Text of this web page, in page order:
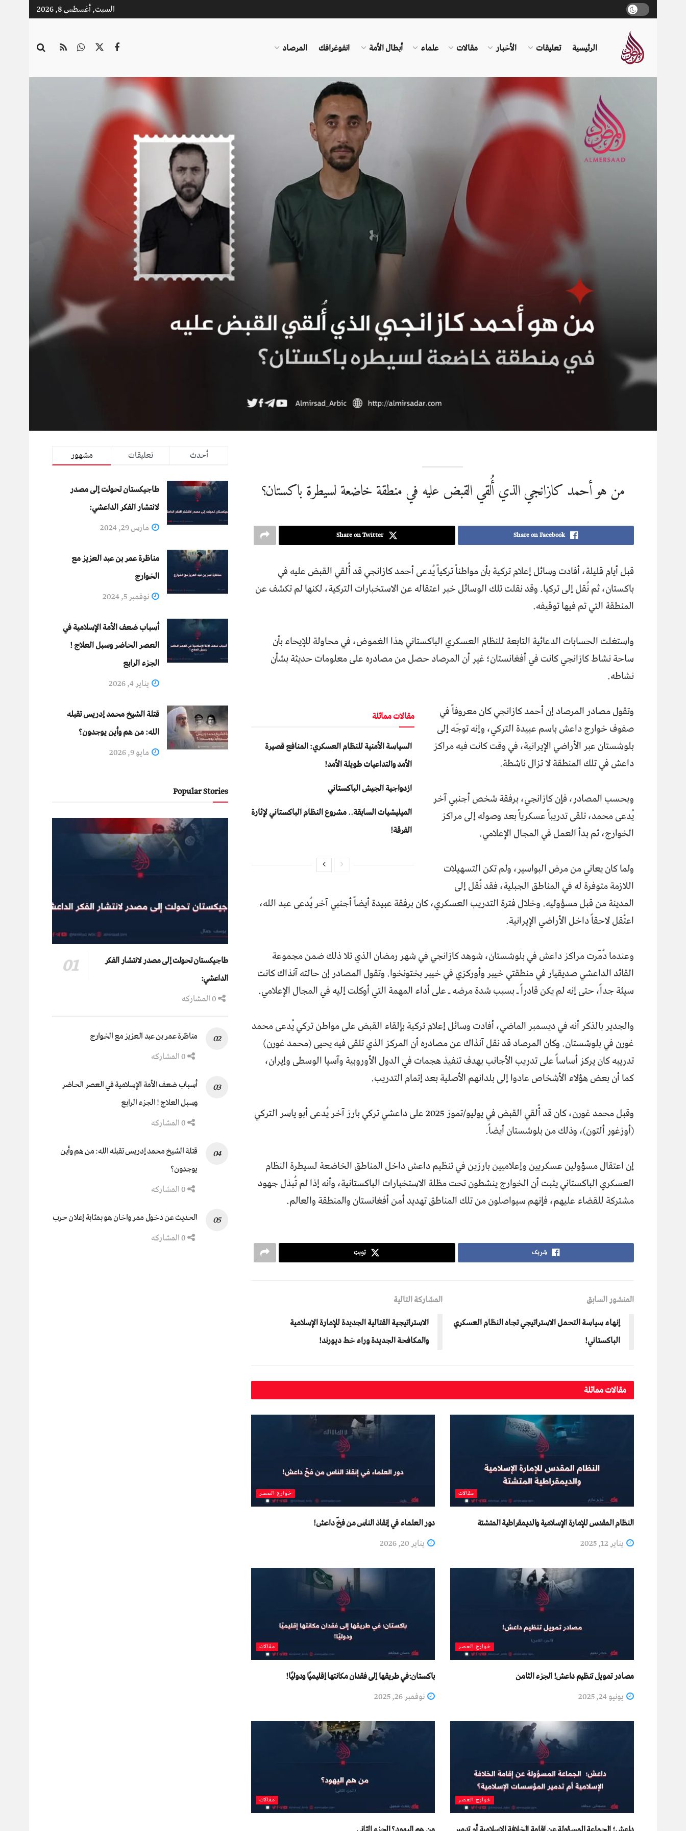
السبت, أغسطس 8, 2026
الرئيسية تعليقات الأخبار مقالات علماء أبطال الأمة انفوغرافك المرصاد
من هو أحمد كازانجي الذي أُلقي القبض عليه في منطقة خاضعة لسيطرة باكستان؟
Share on Facebook
Share on Twitter
قبل أيام قليلة، أفادت وسائل إعلام تركية بأن مواطناً تركياً يُدعى أحمد كازانجي قد أُلقي القبض عليه في
باكستان، ثم نُقل إلى تركيا. وقد نقلت تلك الوسائل خبر اعتقاله عن الاستخبارات التركية، لكنها لم تكشف عن
المنطقة التي تم فيها توقيفه.
واستغلت الحسابات الدعائية التابعة للنظام العسكري الباكستاني هذا الغموض، في محاولة للإيحاء بأن
ساحة نشاط كازانجي كانت في أفغانستان؛ غير أن المرصاد حصل من مصادره على معلومات حديثة بشأن
نشاطه.
مقالات مماثلة
السياسة الأمنية للنظام العسكري: المنافع قصيرة
الأمد والتداعيات طويلة الأمد!
ازدواجية الجيش الباكستاني
المیلیشیات السابقة.. مشروع النظام الباكستاني لإثارة
الفرقة!
وتقول مصادر المرصاد إن أحمد كازانجي كان معروفاً في
صفوف خوارج داعش باسم عبيدة التركي، وإنه توجّه إلى
بلوشستان عبر الأراضي الإيرانية، في وقت كانت فيه مراكز
داعش في تلك المنطقة لا تزال ناشطة.
وبحسب المصادر، فإن كازانجي، برفقة شخص أجنبي آخر
يُدعى محمد، تلقى تدريباً عسكرياً بعد وصوله إلى مراكز
الخوارج، ثم بدأ العمل في المجال الإعلامي.
ولما كان يعاني من مرض البواسير، ولم تكن التسهيلات
اللازمة متوفرة له في المناطق الجبلية، فقد نُقل إلى
المدينة من قبل مسؤوليه. وخلال فترة التدريب العسكري، كان برفقة عبيدة أيضاً أجنبي آخر يُدعى عبد الله،
اعتُقل لاحقاً داخل الأراضي الإيرانية.
وعندما دُمّرت مراكز داعش في بلوشستان، شوهد كازانجي في شهر رمضان الذي تلا ذلك ضمن مجموعة
القائد الداعشي صدیقیار في منطقتي خيبر وأوركزي في خيبر بختونخوا. وتقول المصادر إن حالته آنذاك كانت
سيئة جداً، حتى إنه لم يكن قادراً ـ بسبب شدة مرضه ـ على أداء المهمة التي أوكلت إليه في المجال الإعلامي.
والجدير بالذكر أنه في ديسمبر الماضي، أفادت وسائل إعلام تركية بإلقاء القبض على مواطن تركي يُدعى محمد
غورن في بلوشستان. وكان المرصاد قد نقل آنذاك عن مصادره أن المركز الذي تلقى فيه يحيى (محمد غورن)
تدريبه كان يركز أساساً على تدريب الأجانب بهدف تنفيذ هجمات في الدول الأوروبية وآسيا الوسطى وإيران،
كما أن بعض هؤلاء الأشخاص عادوا إلى بلدانهم الأصلية بعد إتمام التدريب.
وقبل محمد غورن، كان قد أُلقي القبض في يوليو/تموز 2025 على داعشي تركي بارز آخر يُدعى أبو ياسر التركي
(أوزغور ألتون)، وذلك من بلوشستان أيضاً.
إن اعتقال مسؤولين عسكريين وإعلاميين بارزين في تنظيم داعش داخل المناطق الخاضعة لسيطرة النظام
العسكري الباكستاني يثبت أن الخوارج ينشطون تحت مظلة الاستخبارات الباكستانية، وأنه إذا لم تُبذل جهود
مشتركة للقضاء عليهم، فإنهم سيواصلون من تلك المناطق تهديد أمن أفغانستان والمنطقة والعالم.
شریک ټویټ
المنشور السابق
إنهاء سياسة التحمل الاستراتيجي تجاه النظام العسكري
الباكستاني!
المشاركة التالية
الاستراتيجية القتالية الجديدة للإمارة الإسلامية
والمكافحة الجديدة وراء خط ديورند!
مقالات مماثلة
مقالات
النظام المقدس للإمارة الإسلامية والديمقراطية المتشتة
يناير 12, 2025
خوارج العصر
دور العلماء في إنقاذ الناس من فخّ داعش!
يناير 20, 2026
خوارج العصر
مصادر تمويل تنظيم داعش! الجزء الثامن
يونيو 24, 2025
مقالات
باكستان:في طريقها إلى فقدان مكانتها إقليميًا ودوليًا!
نوفمبر 26, 2025
خوارج العصر مقالات
مشهور تعليقات أحدث
طاجيكستان تحولت إلى مصدر
لانتشار الفكر الداعشي:
مارس 29, 2024
مناظرة عمر بن عبد العزيز مع
الخوارج
نوفمبر 5, 2024
أسباب ضعف الأمة الإسلامية في
العصر الحاضر وسبل العلاج !
الجزء الرابع
يناير 4, 2026
قتلة الشيخ محمد إدريس تقبله
الله: من هم وأين يوجدون؟
مايو 9, 2026
Popular Stories
طاجيكستان تحولت إلى مصدر لانتشار الفكر
الداعشي:
مناظرة عمر بن عبد العزيز مع الخوارج
أسباب ضعف الأمة الإسلامية في العصر الحاضر
وسبل العلاج ! الجزء الرابع
قتلة الشيخ محمد إدريس تقبله الله: من هم وأين
يوجدون؟
الحديث عن دخول ممر واخان هو بمثابة إعلان حرب